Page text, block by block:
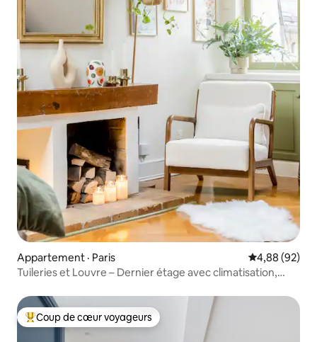
Appartement · Paris Note
4,88 (92)
Tuileries et Louvre – Dernier étage avec climatisation,
Coup de cœur voyageurs parmi les plus aimés
Coup de cœur voyageurs